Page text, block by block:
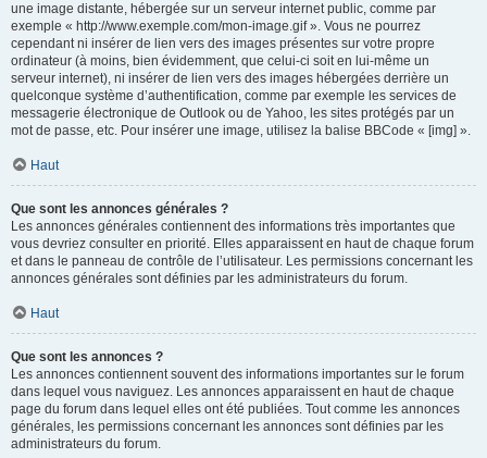
une image distante, hébergée sur un serveur internet public, comme par
exemple « http://www.exemple.com/mon-image.gif ». Vous ne pourrez
cependant ni insérer de lien vers des images présentes sur votre propre
ordinateur (à moins, bien évidemment, que celui-ci soit en lui-même un
serveur internet), ni insérer de lien vers des images hébergées derrière un
quelconque système d’authentification, comme par exemple les services de
messagerie électronique de Outlook ou de Yahoo, les sites protégés par un
mot de passe, etc. Pour insérer une image, utilisez la balise BBCode « [img] ».
Haut
Que sont les annonces générales ?
Les annonces générales contiennent des informations très importantes que
vous devriez consulter en priorité. Elles apparaissent en haut de chaque forum
et dans le panneau de contrôle de l’utilisateur. Les permissions concernant les
annonces générales sont définies par les administrateurs du forum.
Haut
Que sont les annonces ?
Les annonces contiennent souvent des informations importantes sur le forum
dans lequel vous naviguez. Les annonces apparaissent en haut de chaque
page du forum dans lequel elles ont été publiées. Tout comme les annonces
générales, les permissions concernant les annonces sont définies par les
administrateurs du forum.